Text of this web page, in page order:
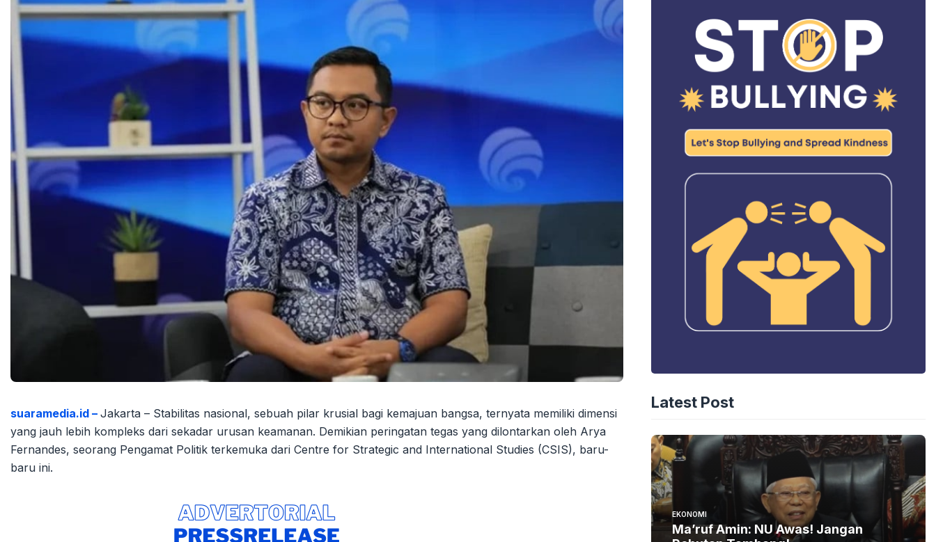
suaramedia.id – Jakarta – Stabilitas nasional, sebuah pilar krusial bagi kemajuan bangsa, ternyata memiliki dimensi
yang jauh lebih kompleks dari sekadar urusan keamanan. Demikian peringatan tegas yang dilontarkan oleh Arya
Fernandes, seorang Pengamat Politik terkemuka dari Centre for Strategic and International Studies (CSIS), baru-
baru ini.
Latest Post
EKONOMI
Ma’ruf Amin: NU Awas! Jangan